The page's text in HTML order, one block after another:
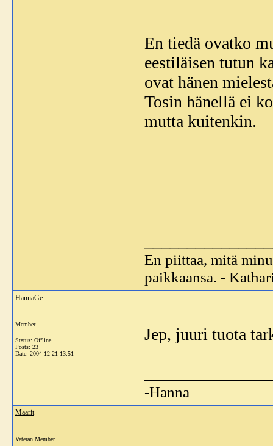
En tiedä ovatko
eestiläisen tutun
ovat hänen
Tosin hänellä ei
mutta kuitenkin.
En piittaa, mitä
paikkaansa. -
HannaGe
Member
Status: Offline
Posts: 23
Date: 2004-12-21 13:51
Jep, juuri tuota
-Hanna
Maarit
Veteran Member